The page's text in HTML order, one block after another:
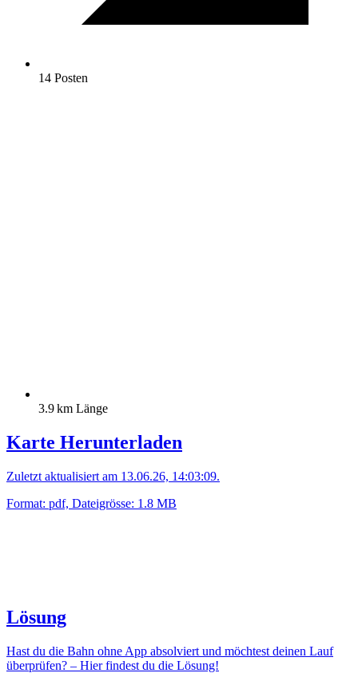
14 Posten
3.9 km Länge
Karte Herunterladen
Zuletzt aktualisiert am 13.06.26, 14:03:09.
Format: pdf, Dateigrösse: 1.8 MB
Lösung
Hast du die Bahn ohne App absolviert und möchtest deinen Lauf
überprüfen? – Hier findest du die Lösung!